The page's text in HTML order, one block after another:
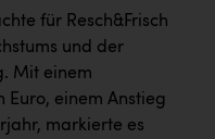
für Resch&Frisch
und der
Mit einem
Euro, einem Anstieg
markierte es